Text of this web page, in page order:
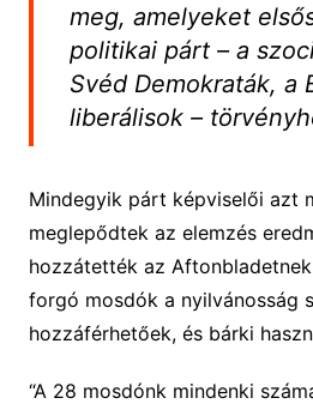
meg, amelyeket
politikai párt – a
Svéd Demokraták, a
liberálisok –
Mindegyik párt képviselői azt
meglepődtek az elemzés
hozzátették az
forgó mosdók a nyilvánosság
hozzáférhetőek, és bárki
“A 28 mosdónk mindenki